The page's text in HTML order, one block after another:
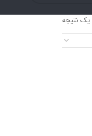
نتیجه